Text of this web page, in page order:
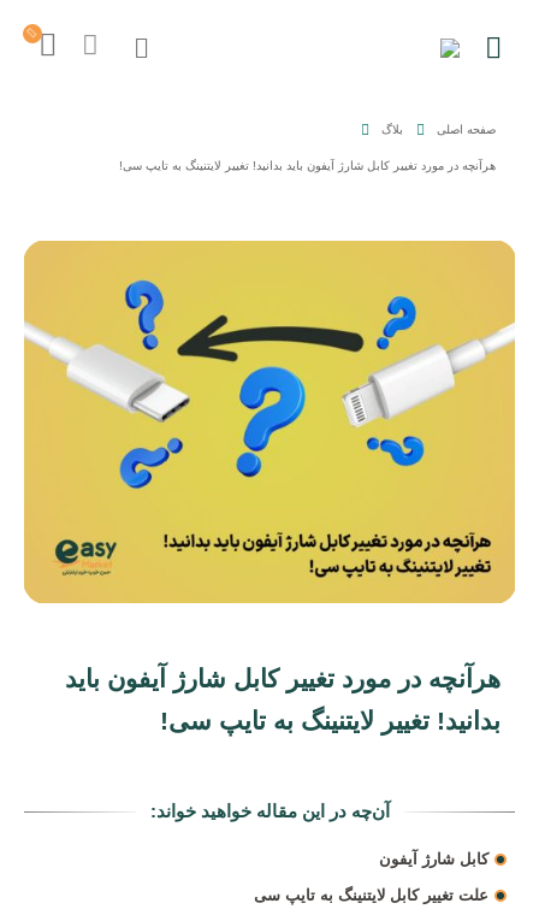
صفحه اصلی بلاگ
هرآنچه در مورد تغییر کابل شارژ آيفون باید بدانید! تغییر لایتنینگ به تایپ سی!
هرآنچه در مورد تغییر کابل شارژ آيفون باید
بدانید! تغییر لایتنینگ به تایپ سی!
آن‌چه در این مقاله خواهید خواند:
کابل شارژ آیفون
علت تغییر کابل لایتنینگ به تایپ سی